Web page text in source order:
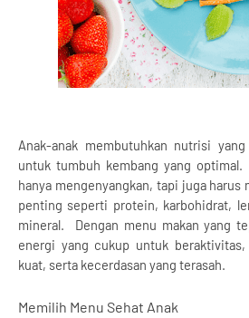
Anak-anak membutuhkan nutrisi
untuk tumbuh kembang yang optimal.
hanya mengenyangkan, tapi juga
penting seperti protein, karbohidrat,
mineral.  Dengan menu makan yang
energi yang cukup untuk
kuat, serta kecerdasan yang terasah.
Memilih Menu Sehat Anak